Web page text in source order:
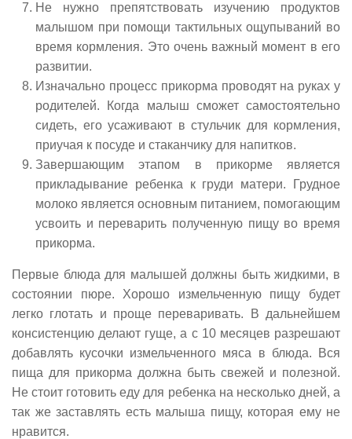
Не нужно препятствовать изучению продуктов
малышом при помощи тактильных ощупываний во
время кормления. Это очень важный момент в его
развитии.
Изначально процесс прикорма проводят на руках у
родителей. Когда малыш сможет самостоятельно
сидеть, его усаживают в стульчик для кормления,
приучая к посуде и стаканчику для напитков.
Завершающим этапом в прикорме является
прикладывание ребенка к груди матери. Грудное
молоко является основным питанием, помогающим
усвоить и переварить полученную пищу во время
прикорма.
Первые блюда для малышей должны быть жидкими, в
состоянии пюре. Хорошо измельченную пищу будет
легко глотать и проще переваривать. В дальнейшем
консистенцию делают гуще, а с 10 месяцев разрешают
добавлять кусочки измельченного мяса в блюда. Вся
пища для прикорма должна быть свежей и полезной.
Не стоит готовить еду для ребенка на несколько дней, а
так же заставлять есть малыша пищу, которая ему не
нравится.